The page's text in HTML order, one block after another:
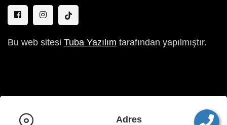
Bu web sitesi Tuba Yazılım tarafından yapılmıştır.
Adres